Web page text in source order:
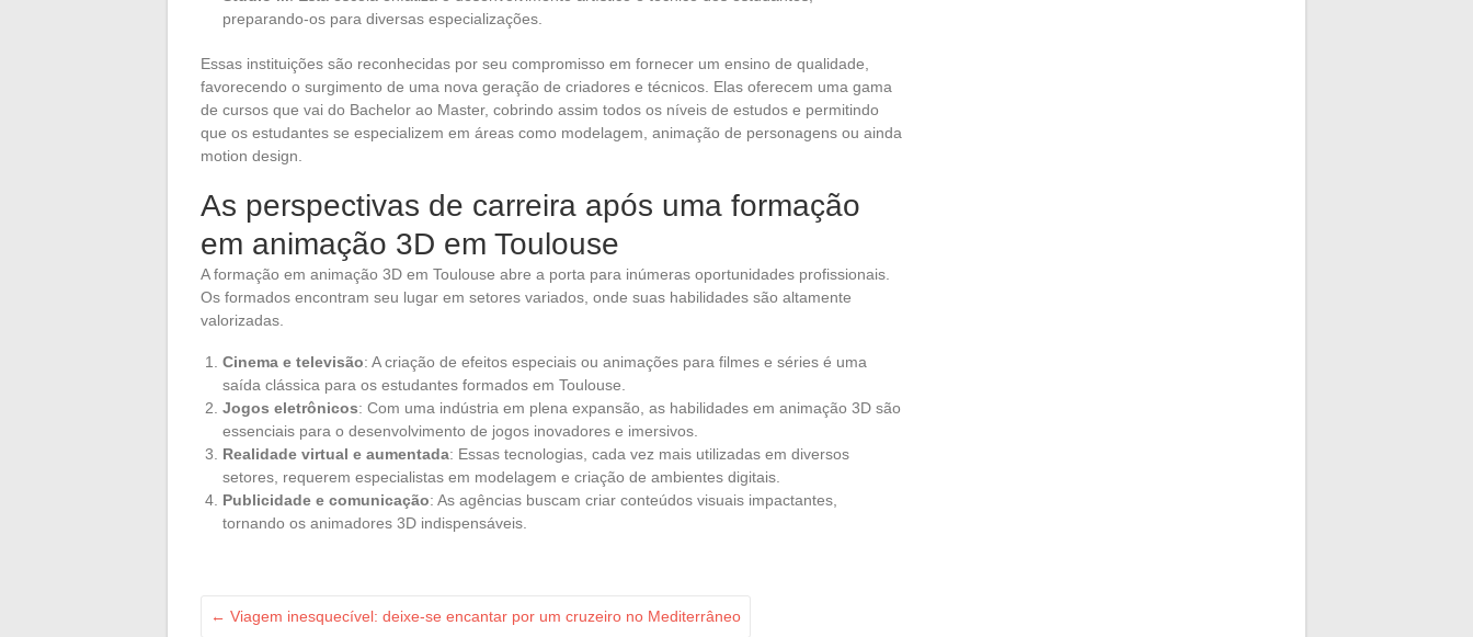
preparando-os para diversas especializações.
Essas instituições são reconhecidas por seu compromisso em fornecer um ensino de qualidade,
favorecendo o surgimento de uma nova geração de criadores e técnicos. Elas oferecem uma gama
de cursos que vai do Bachelor ao Master, cobrindo assim todos os níveis de estudos e permitindo
que os estudantes se especializem em áreas como modelagem, animação de personagens ou ainda
motion design.
As perspectivas de carreira após uma formação
em animação 3D em Toulouse
A formação em animação 3D em Toulouse abre a porta para inúmeras oportunidades profissionais.
Os formados encontram seu lugar em setores variados, onde suas habilidades são altamente
valorizadas.
Cinema e televisão: A criação de efeitos especiais ou animações para filmes e séries é uma
saída clássica para os estudantes formados em Toulouse.
Jogos eletrônicos: Com uma indústria em plena expansão, as habilidades em animação 3D são
essenciais para o desenvolvimento de jogos inovadores e imersivos.
Realidade virtual e aumentada: Essas tecnologias, cada vez mais utilizadas em diversos
setores, requerem especialistas em modelagem e criação de ambientes digitais.
Publicidade e comunicação: As agências buscam criar conteúdos visuais impactantes,
tornando os animadores 3D indispensáveis.
← Viagem inesquecível: deixe-se encantar por um cruzeiro no Mediterrâneo